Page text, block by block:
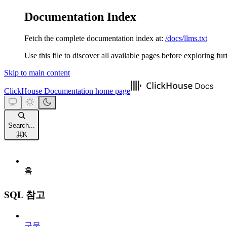
Documentation Index
Fetch the complete documentation index at: /docs/llms.txt
Use this file to discover all available pages before exploring
Skip to main content
ClickHouse Documentation home page
Search...
⌘K
홈
SQL 참고
구문